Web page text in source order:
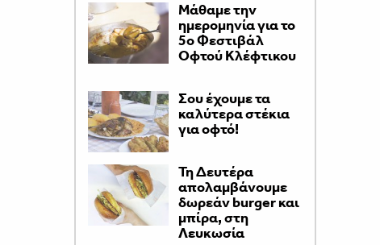
Μάθαμε την
ημερομηνία για το
5ο Φεστιβάλ
Οφτού Κλέφτικου
Σου έχουμε τα
καλύτερα στέκια
για οφτό!
Τη Δευτέρα
απολαμβάνουμε
δωρεάν burger και
μπίρα, στη
Λευκωσία